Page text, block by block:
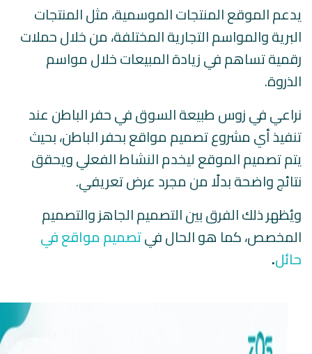
يدعم الموقع المنتجات الموسمية، مثل المنتجات
البرية والمواسم التجارية المختلفة، من خلال حملات
رقمية تساهم في زيادة المبيعات خلال مواسم
الذروة.
نراعي في زوس طبيعة السوق في حفر الباطن عند
تنفيذ أي مشروع تصميم مواقع بحفر الباطن، بحيث
يتم تصميم الموقع ليخدم النشاط الفعلي ويحقق
نتائج واضحة بدلًا من مجرد عرض تعريفي.
ويُظهر ذلك الفرق بين التصميم الجاهز والتصميم
المخصص، كما هو الحال فيتصميم مواقع في
حائل.